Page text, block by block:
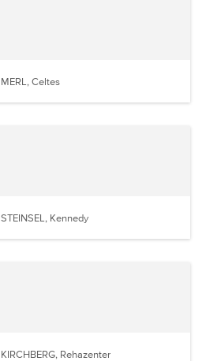
MERL, Celtes
STEINSEL, Kennedy
KIRCHBERG, Rehazenter